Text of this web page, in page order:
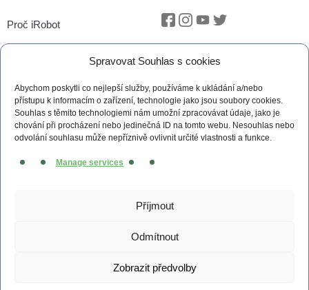
Spravovat Souhlas s cookies
Abychom poskytli co nejlepší služby, používáme k ukládání a/nebo
přístupu k informacím o zařízení, technologie jako jsou soubory cookies.
Souhlas s těmito technologiemi nám umožní zpracovávat údaje, jako je
chování při procházení nebo jedinečná ID na tomto webu. Nesouhlas nebo
odvolání souhlasu může nepříznivě ovlivnit určité vlastnosti a funkce.
Manage services
Příjmout
Odmítnout
Zobrazit předvolby
Proč iRobot
iRobot OS
Technologie vSLAM®
Novinky
Tiskové zprávy
Kontakt
Facebook
Instagram
Youtube
© 2026 irobot.cz All Rights Reserved